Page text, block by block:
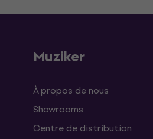
Muziker
À propos de nous
Showrooms
Centre de distribution